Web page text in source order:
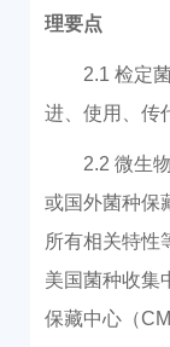
理要点
2.1 检定
进、使用、传
2.2 微生
或国外菌种保
所有相关特性
美国菌种收集
保藏中心（